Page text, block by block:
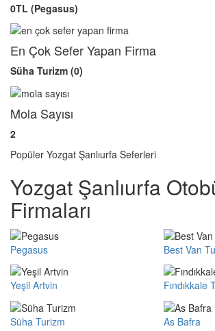
0TL (Pegasus)
En Çok Sefer Yapan Firma
Süha Turizm (0)
Mola Sayısı
2
Popüler Yozgat Şanlıurfa Seferleri
Yozgat Şanlıurfa
Firmaları
Pegasus Best Van
Yeşil Artvin Fındıkkale
Süha Turizm As Bafra